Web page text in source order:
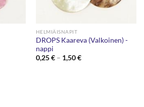
HELMIÄISNAPIT
DROPS Kaareva (Valkoinen) -
nappi
0,25€ – 1,50€Hintaluokka: